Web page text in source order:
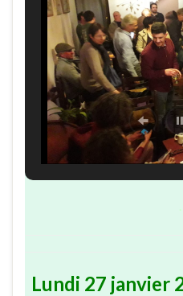
Lundi 27 janvier